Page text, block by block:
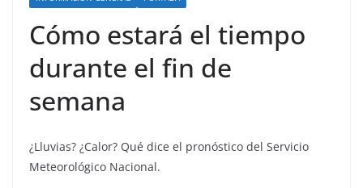
Cómo estará el tiempo
durante el fin de
semana
¿Lluvias? ¿Calor? Qué dice el pronóstico del Servicio
Meteorológico Nacional.